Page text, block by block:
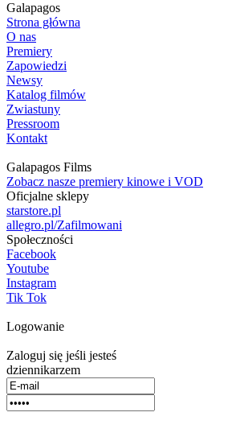
Galapagos
Strona główna
O nas
Premiery
Zapowiedzi
Newsy
Katalog filmów
Zwiastuny
Pressroom
Kontakt
Galapagos Films
Zobacz nasze premiery kinowe i VOD
Oficjalne sklepy
starstore.pl
allegro.pl/Zafilmowani
Społeczności
Facebook
Youtube
Instagram
Tik Tok
Logowanie
Zaloguj się jeśli jesteś
dziennikarzem